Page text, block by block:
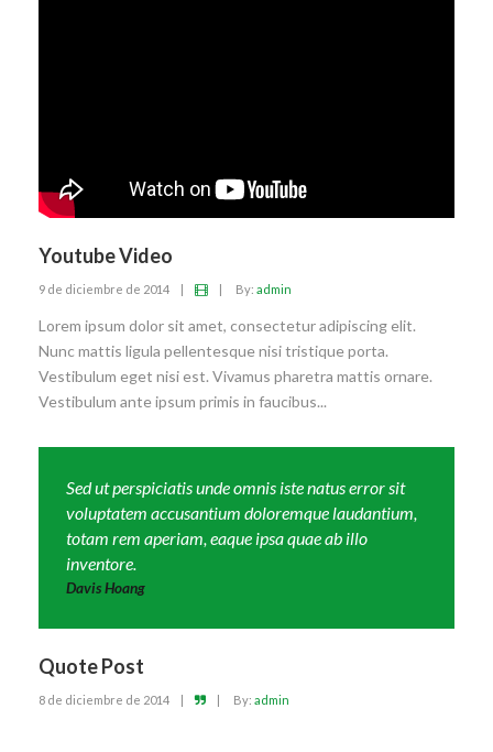
Youtube Video
9 de diciembre de 2014 | | By: admin
Lorem ipsum dolor sit amet, consectetur adipiscing elit.
Nunc mattis ligula pellentesque nisi tristique porta.
Vestibulum eget nisi est. Vivamus pharetra mattis ornare.
Vestibulum ante ipsum primis in faucibus...
Sed ut perspiciatis unde omnis iste natus error sit
voluptatem accusantium doloremque laudantium,
totam rem aperiam, eaque ipsa quae ab illo
inventore.
Davis Hoang
Quote Post
8 de diciembre de 2014 | | By: admin